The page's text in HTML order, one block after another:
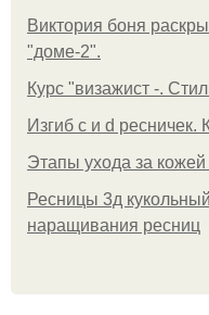
Виктория боня
"доме-2".
Курс "визажист -.
Изгиб c и d ресничек.
Этапы ухода за кожей
Ресницы 3д
наращивания ресниц